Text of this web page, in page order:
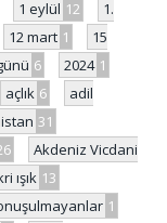
1 eylül 12
1.
12 mart 1
15
6 2024 1
açlık 6
adil
31
Akdeniz Vicdani
ışık 13
1